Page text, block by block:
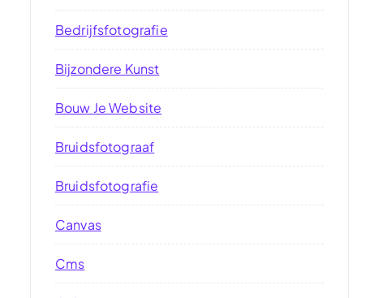
Bedrijfsfotografie
Bijzondere Kunst
Bouw Je Website
Bruidsfotograaf
Bruidsfotografie
Canvas
Cms